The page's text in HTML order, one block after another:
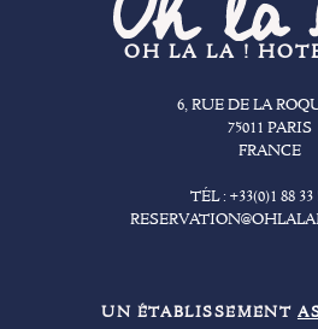
OH LA LA !
6, RUE DE LA
75011 PARIS
FRANCE
TÉL : +33(0)1 88 33
UN ÉTABLISSEMENT